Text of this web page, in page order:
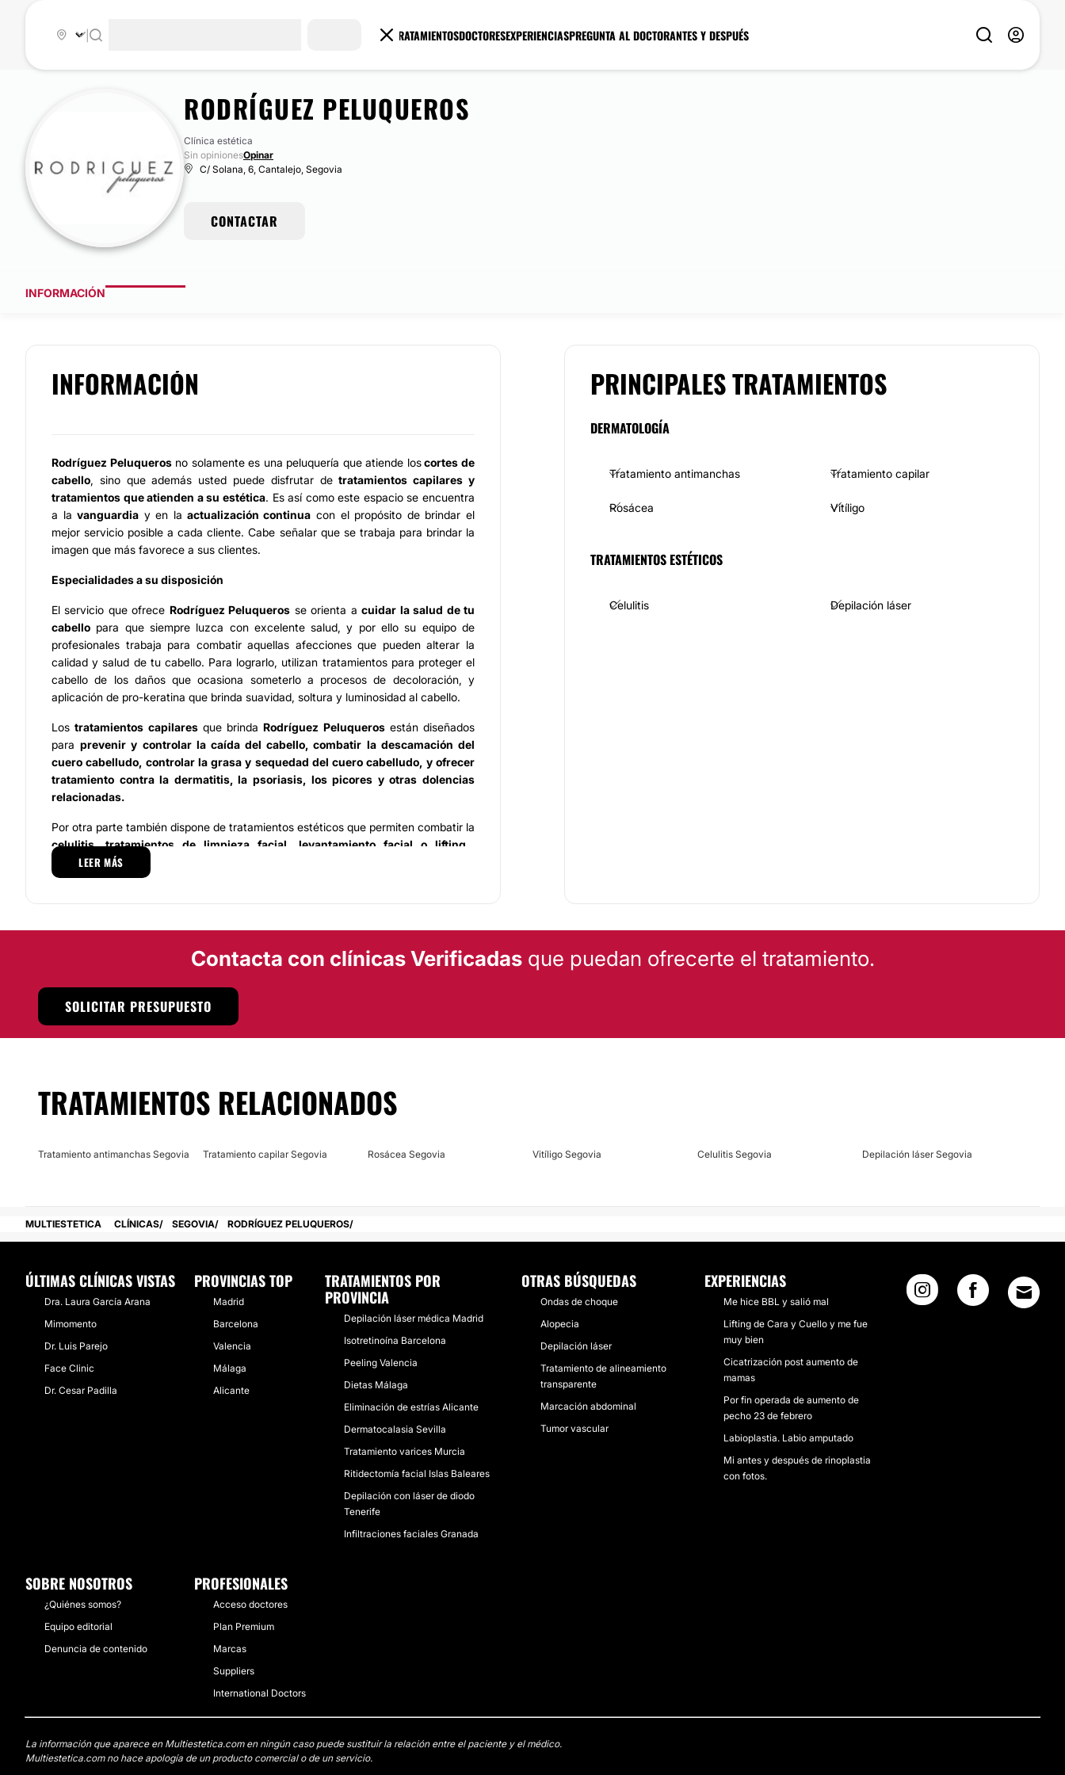
TRATAMIENTOSDOCTORESEXPERIENCIASPREGUNTA AL DOCTORANTES Y DESPUÉS
RODRÍGUEZ PELUQUEROS
Clínica estética
Sin opinionesOpinar
C/ Solana, 6, Cantalejo, Segovia
CONTACTAR
INFORMACIÓN
INFORMACIÓN
Rodríguez Peluquerosno solamente es una peluquería que atiende loscortes de
cabello, sino que además usted puede disfrutar detratamientos capilares y
tratamientos que atienden a su estética. Es así como este espacio se encuentra
a lavanguardia y en la actualización continua con el propósito de brindar el
mejor servicio posible a cada cliente. Cabe señalar que se trabaja para brindar la
imagen que más favorece a sus clientes.
Especialidades a su disposición
El servicio que ofrece Rodríguez Peluqueros se orienta acuidar la salud de tu
cabello para que siempre luzca con excelente salud, y por ello su equipo de
profesionales trabaja para combatir aquellas afecciones que pueden alterar la
calidad y salud de tu cabello. Para lograrlo, utilizan tratamientos para proteger el
cabello de los daños que ocasiona someterlo a procesos de decoloración, y
aplicación de pro-keratina que brinda suavidad, soltura y luminosidad al cabello.
Lostratamientos capilaresque brindaRodríguez Peluquerosestán diseñados
paraprevenir y controlar la caída del cabello, combatir la descamación del
cuero cabelludo, controlar la grasa y sequedad del cuero cabelludo, y ofrecer
tratamiento contra la dermatitis, la psoriasis, los picores y otras dolencias
relacionadas.
Por otra parte también dispone de tratamientos estéticos que permiten combatir la
celulitis, tratamientos de limpieza facial, levantamiento facial o lifting,
procedimientos para eliminar manchas y arrugas ocasionados por el acné, los
efectos del sol sobre la piel y el envejecimiento, tratamientos reafirmantes y
fue inaugurada a finales de los años sesenta por Jesús
la vocación hacia el oficio de estilista.
Rodríguez Peluqueros
en la provincia de Segovia, y también en San Sebastián de los Reyes en la ciudad
No
LEER MÁS
PRINCIPALES TRATAMIENTOS
DERMATOLOGÍA
Tratamiento antimanchas Tratamiento capilar
Rosácea Vitíligo
TRATAMIENTOS ESTÉTICOS
Celulitis Depilación láser
Contacta con clínicas Verificadasque puedan ofrecerte el tratamiento.
SOLICITAR PRESUPUESTO
TRATAMIENTOS RELACIONADOS
Tratamiento antimanchas Segovia Tratamiento capilar Segovia Rosácea Segovia Vitíligo Segovia Celulitis Segovia Depilación láser Segovia
MULTIESTETICA CLÍNICAS SEGOVIA RODRÍGUEZ PELUQUEROS
ÚLTIMAS CLÍNICAS VISTAS
Dra. Laura García Arana
Mimomento
Dr. Luis Parejo
Face Clinic
Dr. Cesar Padilla
PROVINCIAS TOP
Madrid
Barcelona
Valencia
Málaga
Alicante
TRATAMIENTOS POR
PROVINCIA
Depilación láser médica Madrid
Isotretinoína Barcelona
Peeling Valencia
Dietas Málaga
Eliminación de estrías Alicante
Dermatocalasia Sevilla
Tratamiento varices Murcia
Ritidectomía facial Islas Baleares
Depilación con láser de diodo
Tenerife
Infiltraciones faciales Granada
OTRAS BÚSQUEDAS
Ondas de choque
Alopecia
Depilación láser
Tratamiento de alineamiento
transparente
Marcación abdominal
Tumor vascular
EXPERIENCIAS
Me hice BBL y salió mal
Lifting de Cara y Cuello y me fue
muy bien
Cicatrización post aumento de
mamas
Por fin operada de aumento de
pecho 23 de febrero
Labioplastia. Labio amputado
Mi antes y después de rinoplastia
con fotos.
SOBRE NOSOTROS
¿Quiénes somos?
Equipo editorial
Denuncia de contenido
PROFESIONALES
Acceso doctores
Plan Premium
Marcas
Suppliers
International Doctors
La información que aparece en Multiestetica.com en ningún caso puede sustituir la relación entre el paciente y el médico.
Multiestetica.com no hace apología de un producto comercial o de un servicio.